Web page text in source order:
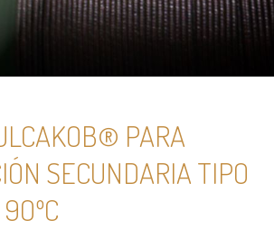
PARA
SECUNDARIA TIPO